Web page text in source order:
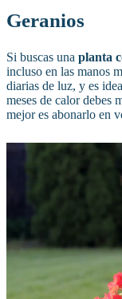
Geranios
Si buscas una planta
incluso en las manos
diarias de luz, y es
meses de calor debes
mejor es abonarlo en